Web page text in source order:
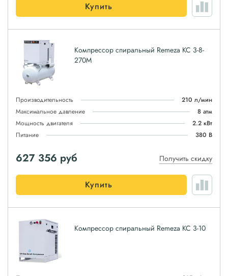
Купить
Компрессор спиральный Remeza КС 3-8-
270М
Производительность
210 л/мин
Максимальное давление
8 атм
Мощность двигателя
2.2 кВт
Питание
380 В
627 356 руб Получить скидку
Купить
Компрессор спиральный Remeza КС 3-10